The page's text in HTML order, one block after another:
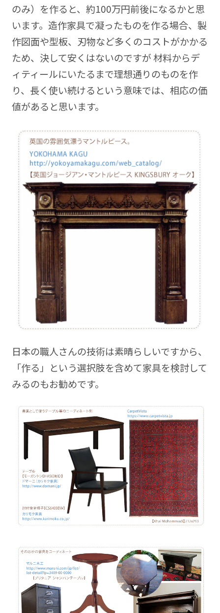
のみ）を作ると、約100万円前後になるかと思
います。造作家具で凝ったものを作る場合、製
作図面や型板、刃物など多くのコストがかかる
ため、決して安くはないのですが 材料からデ
ィティールにいたるまで理想通りのものを作
り、長く使い続けるという意味では、相応の価
値があると思います。
日本の職人さんの技術は素晴らしいですから、
「作る」という選択肢を含めて家具を検討して
みるのもお勧めです。